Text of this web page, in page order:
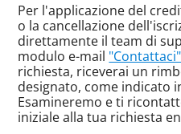
Per l'applicazione del
o la cancellazione
direttamente il team di
modulo e-mail "Contattaci"
richiesta, riceverai un
designato, come indicato
Esamineremo e ti
iniziale alla tua richiesta